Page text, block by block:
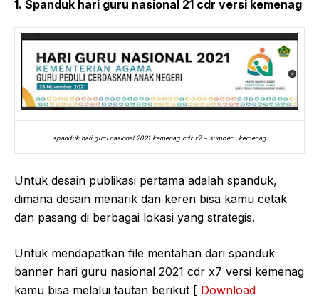
1. Spanduk hari guru nasional 21 cdr versi kemenag
spanduk hari guru nasional 2021 kemenag cdr x7 – sumber : kemenag
Untuk desain publikasi pertama adalah spanduk,
dimana desain menarik dan keren bisa kamu cetak
dan pasang di berbagai lokasi yang strategis.
Untuk mendapatkan file mentahan dari spanduk
banner hari guru nasional 2021 cdr x7 versi kemenag
kamu bisa melalui tautan berikut [ Download